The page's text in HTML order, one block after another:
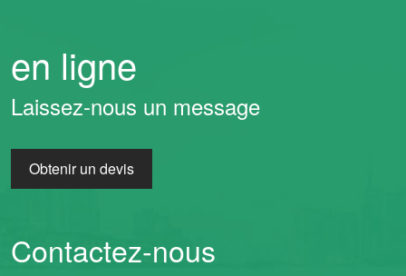
en ligne
Laissez-nous un message
Obtenir un devis
Contactez-nous